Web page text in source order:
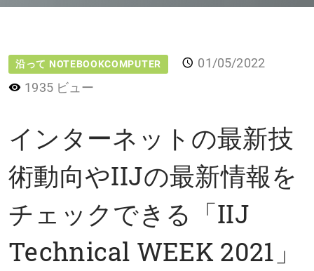
沿って NOTEBOOKCOMPUTER
01/05/2022
1935 ビュー
インターネットの最新技
術動向やIIJの最新情報を
チェックできる「IIJ
Technical WEEK 2021」